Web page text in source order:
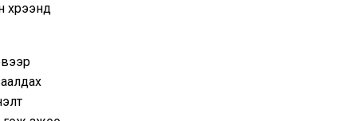
хүрээнд